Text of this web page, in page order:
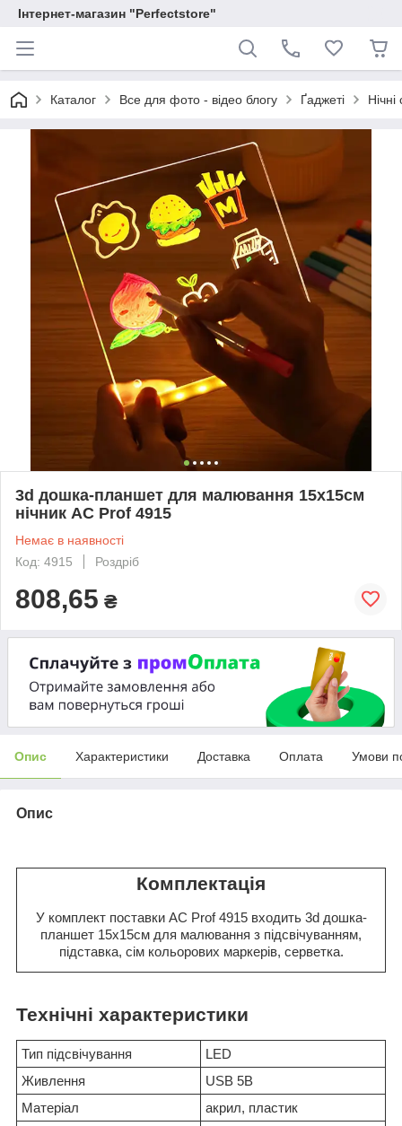
Інтернет-магазин "Perfectstore"
Каталог Все для фото - відео блогу Ґаджеті Нічні
3d дошка-планшет для малювання 15x15см
нічник AC Prof 4915
Немає в наявності
Код: 4915
Роздріб
808,65 ₴
Опис Характеристики Доставка Оплата Умови
Опис
Комплектація
У комплект поставки AC Prof 4915 входить 3d дошка-
планшет 15x15см для малювання з підсвічуванням,
підставка, сім кольорових маркерів, серветка.
Технічні характеристики
Тип підсвічування
LED
Живлення
USB 5В
Матеріал
акрил, пластик